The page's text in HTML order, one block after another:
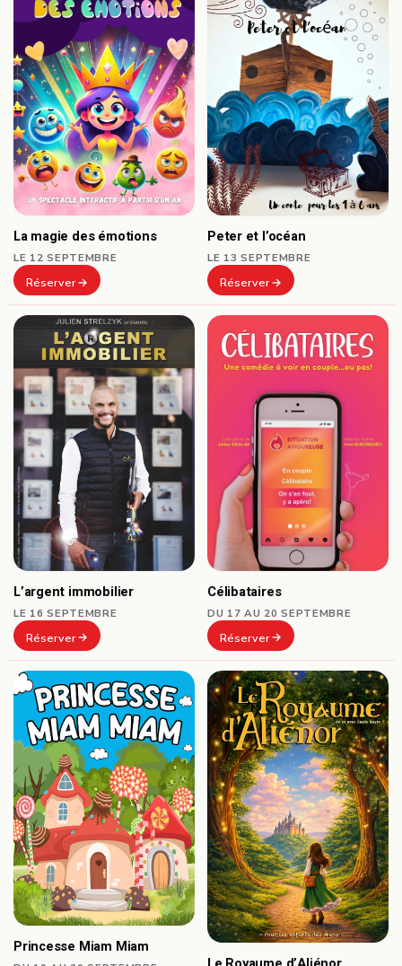
La magie des émotions
LE 12 SEPTEMBRE
Réserver
Peter et l’océan
LE 13 SEPTEMBRE
Réserver
L’argent immobilier
LE 16 SEPTEMBRE
Réserver
Célibataires
DU 17 AU 20 SEPTEMBRE
Réserver
Princesse Miam Miam